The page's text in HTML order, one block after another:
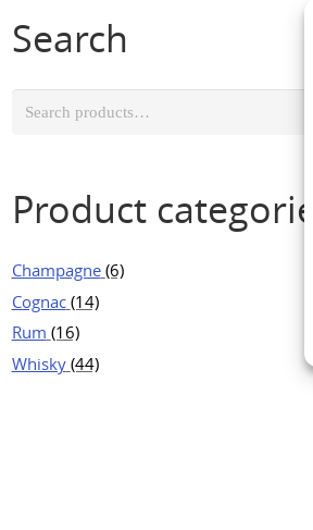
Search
Product
Champagne (6)
Cognac (14)
Rum (16)
Whisky (44)